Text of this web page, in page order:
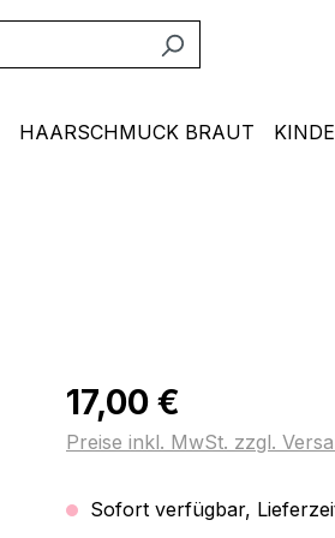
HAARSCHMUCK BRAUT
Regulärer Preis:
17,00 €
Preise inkl. MwSt. zzgl.
Sofort verfügbar,